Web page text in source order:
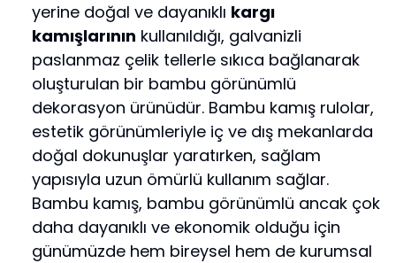
yerine doğal ve dayanıklı kargı
kamışlarının kullanıldığı, galvanizli
paslanmaz çelik tellerle sıkıca bağlanarak
oluşturulan bir bambu görünümlü
dekorasyon ürünüdür. Bambu kamış rulolar,
estetik görünümleriyle iç ve dış mekanlarda
doğal dokunuşlar yaratırken, sağlam
yapısıyla uzun ömürlü kullanım sağlar.
Bambu kamış, bambu görünümlü ancak çok
daha dayanıklı ve ekonomik olduğu için
günümüzde hem bireysel hem de kurumsal